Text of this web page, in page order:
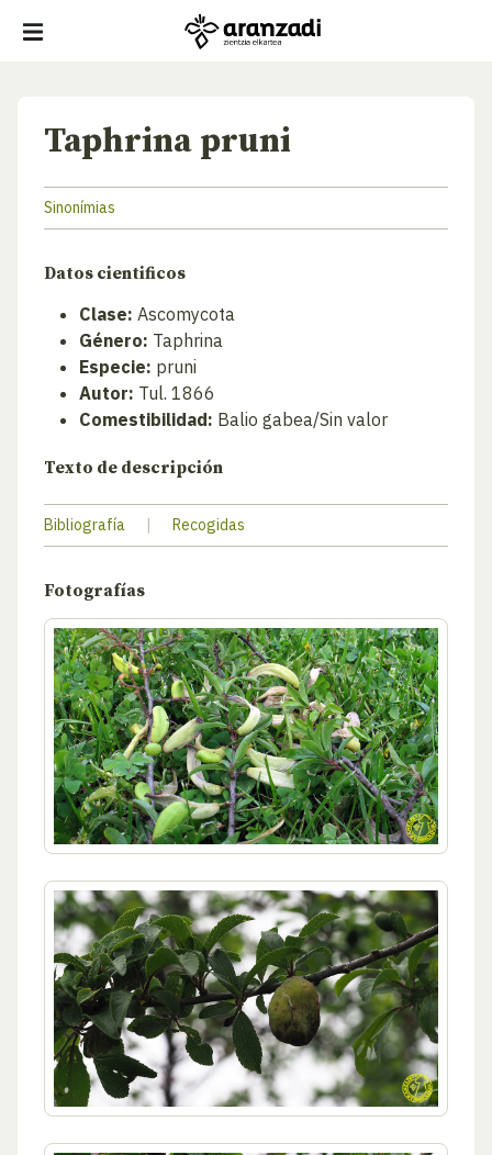
Taphrina pruni
Sinonímias
Datos cientificos
Clase: Ascomycota
Género: Taphrina
Especie: pruni
Autor: Tul. 1866
Comestibilidad: Balio gabea/Sin valor
Texto de descripción
Bibliografía | Recogidas
Fotografías